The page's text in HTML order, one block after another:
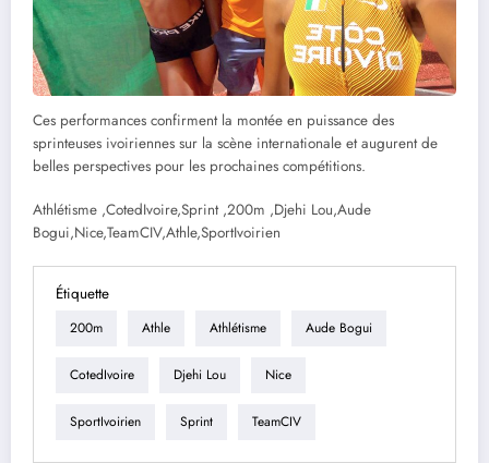
Ces performances confirment la montée en puissance des
sprinteuses ivoiriennes sur la scène internationale et augurent de
belles perspectives pour les prochaines compétitions.
Athlétisme ,CotedIvoire,Sprint ,200m ,Djehi Lou,Aude
Bogui,Nice,TeamCIV,Athle,SportIvoirien
Étiquette
200m Athle Athlétisme Aude Bogui
CotedIvoire Djehi Lou Nice
SportIvoirien Sprint TeamCIV